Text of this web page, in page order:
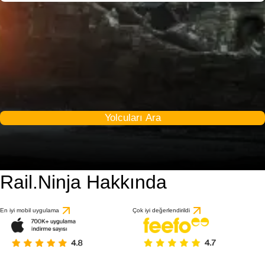
Yolcuları Ara
Rail.Ninja Hakkında
En iyi mobil uygulama Çok iyi değerlendirildi